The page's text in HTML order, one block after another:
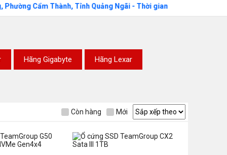
Cẩm Thành, Tỉnh Quảng Ngãi - Thời gian: Sáng: 7h30 - 11h45 /
Hãng Gigabyte Hãng Lexar
Còn hàng Mới